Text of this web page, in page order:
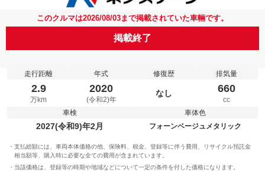
このクルマは2026/08/03まで掲載されていた車輛です。
掲載終了
走行距離
2.9
万km
年式
2020
(令和2)年
修復歴
なし
排気量
660
cc
車検
2027(令和9)年2月
車体色
フォーンベージュメタリック
支払総額には、車両本体価格の他、保険料、税金、登録等に伴う費用、リサイクル預託金
相当額等、購入時に必要な全ての費用が含まれています。
当該価格は、登録等の時期や地域などについて一定の条件を付した価格になります。